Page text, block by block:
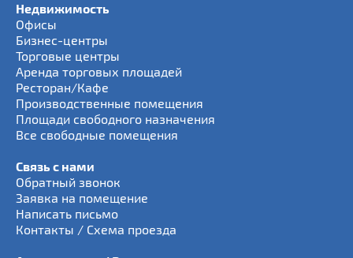
Недвижимость
Офисы
Бизнес-центры
Торговые центры
Аренда торговых площадей
Ресторан/Кафе
Производственные помещения
Площади свободного назначения
Все свободные помещения
Связь с нами
Обратный звонок
Заявка на помещение
Написать письмо
Контакты / Схема проезда